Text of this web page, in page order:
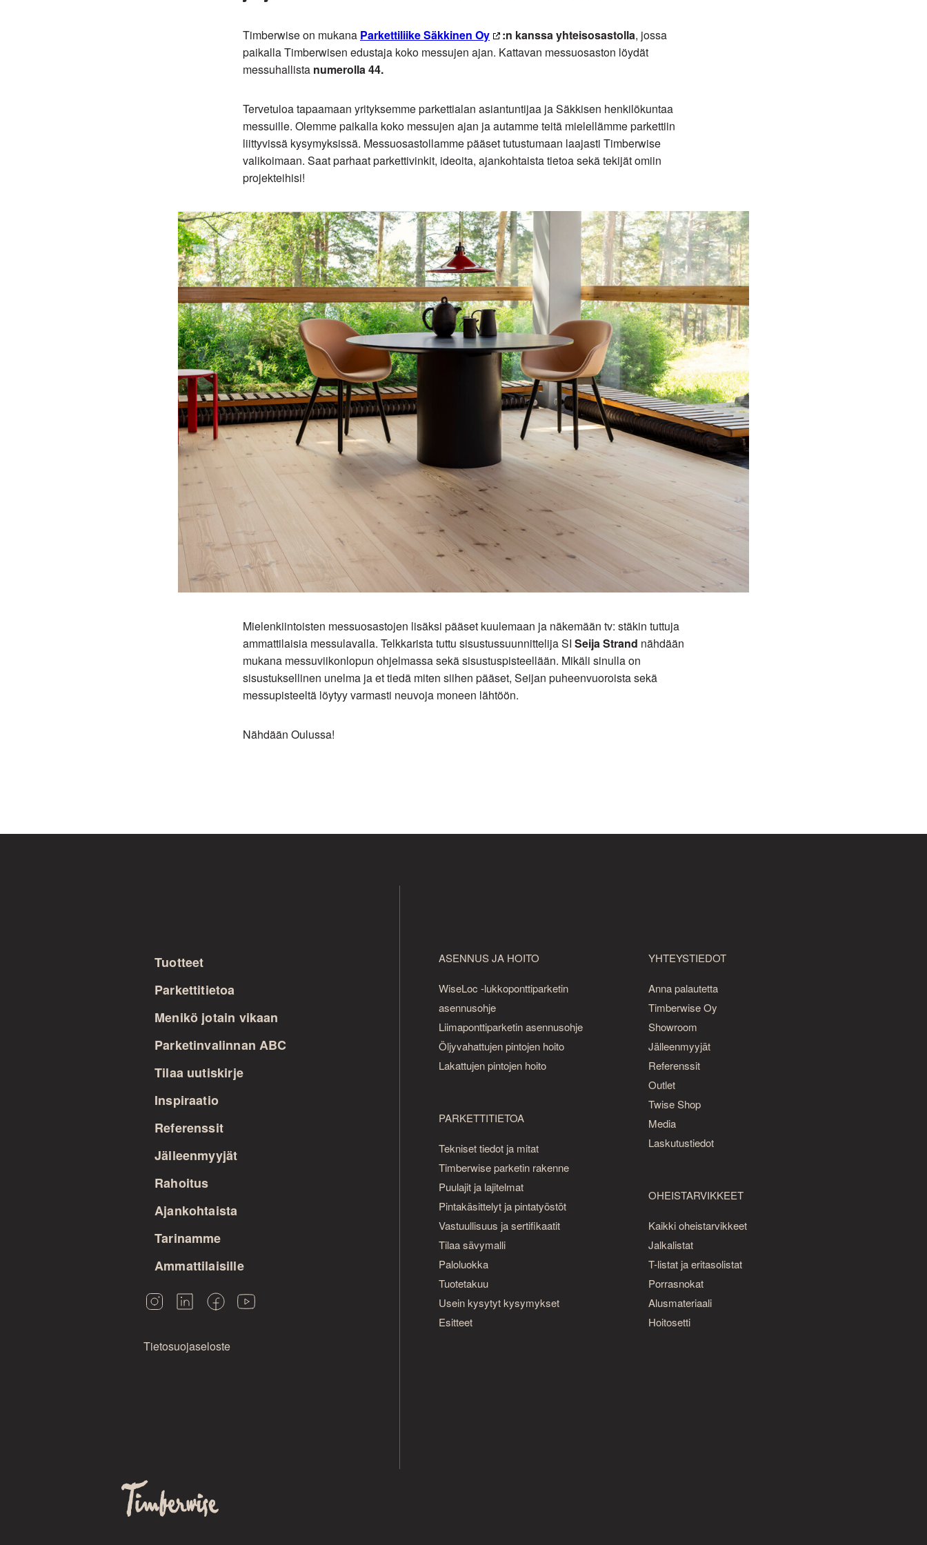
Timberwise on mukana Parkettiliike Säkkinen Oy :n kanssa yhteisosastolla, jossa
paikalla Timberwisen edustaja koko messujen ajan. Kattavan messuosaston löydät
messuhallista numerolla 44.
Tervetuloa tapaamaan yrityksemme parkettialan asiantuntijaa ja Säkkisen henkilökuntaa
messuille. Olemme paikalla koko messujen ajan ja autamme teitä mielellämme parkettiin
liittyvissä kysymyksissä. Messuosastollamme pääset tutustumaan laajasti Timberwise
valikoimaan. Saat parhaat parkettivinkit, ideoita, ajankohtaista tietoa sekä tekijät omiin
projekteihisi!
Mielenkiintoisten messuosastojen lisäksi pääset kuulemaan ja näkemään tv: stäkin tuttuja
ammattilaisia messulavalla. Telkkarista tuttu sisustussuunnittelija SI Seija Strand nähdään
mukana messuviikonlopun ohjelmassa sekä sisustuspisteellään. Mikäli sinulla on
sisustuksellinen unelma ja et tiedä miten siihen pääset, Seijan puheenvuoroista sekä
messupisteeltä löytyy varmasti neuvoja moneen lähtöön.
Nähdään Oulussa!
Tuotteet
Parkettitietoa
Menikö jotain vikaan
Parketinvalinnan ABC
Tilaa uutiskirje
Inspiraatio
Referenssit
Jälleenmyyjät
Rahoitus
Ajankohtaista
Tarinamme
Ammattilaisille
Tietosuojaseloste
ASENNUS JA HOITO
WiseLoc -lukkoponttiparketin
asennusohje
Liimaponttiparketin asennusohje
Öljyvahattujen pintojen hoito
Lakattujen pintojen hoito
PARKETTITIETOA
Tekniset tiedot ja mitat
Timberwise parketin rakenne
Puulajit ja lajitelmat
Pintakäsittelyt ja pintatyöstöt
Vastuullisuus ja sertifikaatit
Tilaa sävymalli
Paloluokka
Tuotetakuu
Usein kysytyt kysymykset
Esitteet
YHTEYSTIEDOT
Anna palautetta
Timberwise Oy
Showroom
Jälleenmyyjät
Referenssit
Outlet
Twise Shop
Media
Laskutustiedot
OHEISTARVIKKEET
Kaikki oheistarvikkeet
Jalkalistat
T-listat ja eritasolistat
Porrasnokat
Alusmateriaali
Hoitosetti